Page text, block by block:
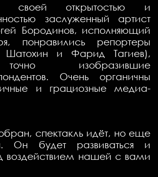
своей открытостью и
заслуженный артист
Бородинов, исполняющий
понравились репортеры
Шатохин и Фарид Тагиев),
изобразившие
Очень органичны
и грациозные медиа-
спектакль идёт, но еще
Он будет развиваться и
воздействием нашей с вами